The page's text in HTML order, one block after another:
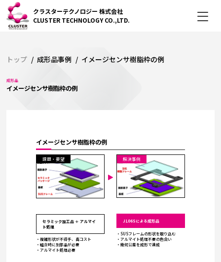
クラスターテクノロジー 株式会社
CLUSTER TECHNOLOGYCO.,LTD.
トップ 成形品事例 イメージセンサ樹脂枠の例
成形品
イメージセンサ樹脂枠の例
イメージセンサ樹脂枠の例
課題・要望
セラミック加工品 ＋ アルマイ
ト処理
・複雑形状が不得手、高コスト
・組立時に別部品が必要
・アルマイト処理必要
解決事例
J106Sによる成形品
・SUSフレームの形状を取り込む
・アルマイト処理不要の色合い
・幾何公差を成形で達成